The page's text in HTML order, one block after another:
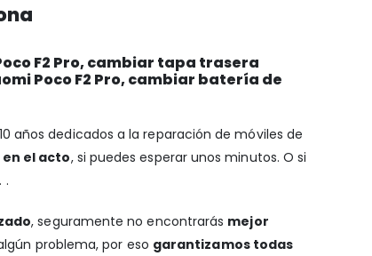
F2 Pro, cambiar tapa trasera
Poco F2 Pro, cambiar batería de
años dedicados a la reparación de móviles de
en el acto, si puedes esperar unos minutos. O si
.
, seguramente no encontrarás mejor
problema, por eso garantizamos todas